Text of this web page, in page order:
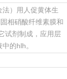
法）用人促黄体生
相硝酸纤维素膜和
试剂制成，应用层
的hlh。